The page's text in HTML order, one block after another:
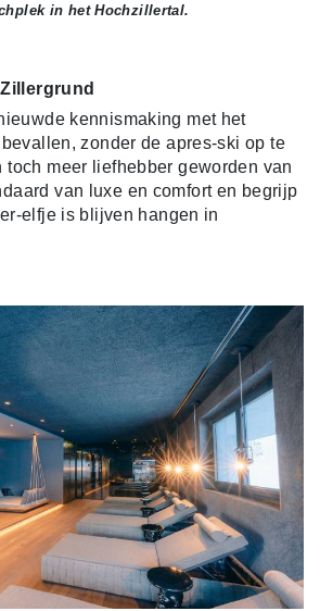
in het Hochzillertal.
kennismaking met het
zonder de apres-ski op te
toch meer liefhebber geworden van
van luxe en comfort en begrijp
elfje is blijven hangen in